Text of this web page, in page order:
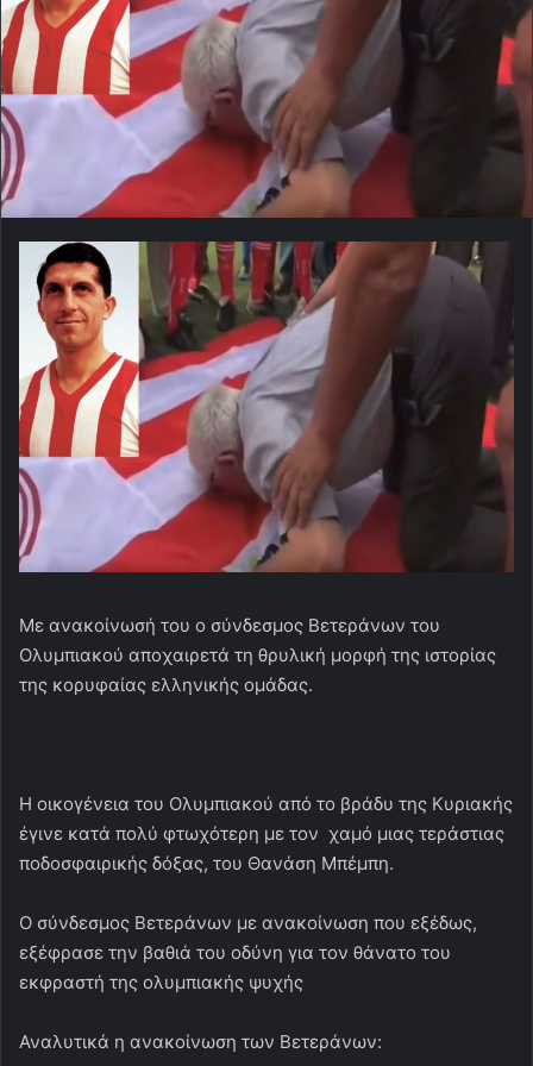
Με ανακοίνωσή του ο σύνδεσμος Βετεράνων του
Ολυμπιακού αποχαιρετά τη θρυλική μορφή της ιστορίας
της κορυφαίας ελληνικής ομάδας.
Η οικογένεια του Ολυμπιακού από το βράδυ της Κυριακής
έγινε κατά πολύ φτωχότερη με τον χαμό μιας τεράστιας
ποδοσφαιρικής δόξας, του Θανάση Μπέμπη.
Ο σύνδεσμος Βετεράνων με ανακοίνωση που εξέδως,
εξέφρασε την βαθιά του οδύνη για τον θάνατο του
εκφραστή της ολυμπιακής ψυχής
Αναλυτικά η ανακοίνωση των Βετεράνων: